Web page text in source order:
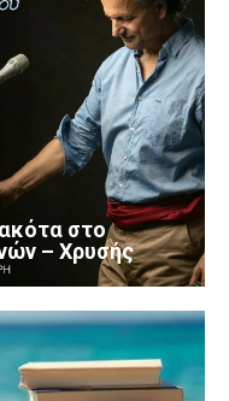
στο
– Χρυσής